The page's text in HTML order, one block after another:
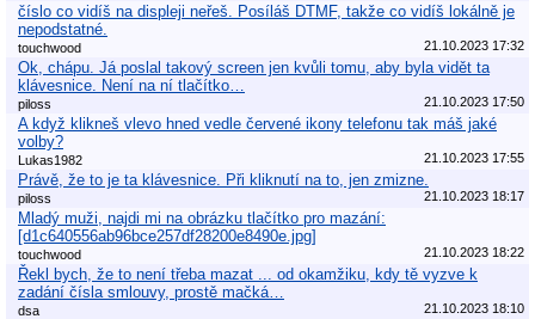
číslo co vidíš na displeji neřeš. Posíláš DTMF, takže co vidíš lokálně je
nepodstatné.
touchwood 21.10.2023 17:32
Ok, chápu. Já poslal takový screen jen kvůli tomu, aby byla vidět ta
klávesnice. Není na ní tlačítko…
piloss 21.10.2023 17:50
A když klikneš vlevo hned vedle červené ikony telefonu tak máš jaké
volby?
Lukas1982 21.10.2023 17:55
Právě, že to je ta klávesnice. Při kliknutí na to, jen zmizne.
piloss 21.10.2023 18:17
Mladý muži, najdi mi na obrázku tlačítko pro mazání:
[d1c640556ab96bce257df28200e8490e.jpg]
touchwood 21.10.2023 18:22
Řekl bych, že to není třeba mazat ... od okamžiku, kdy tě vyzve k
zadání čísla smlouvy, prostě mačká…
dsa 21.10.2023 18:10